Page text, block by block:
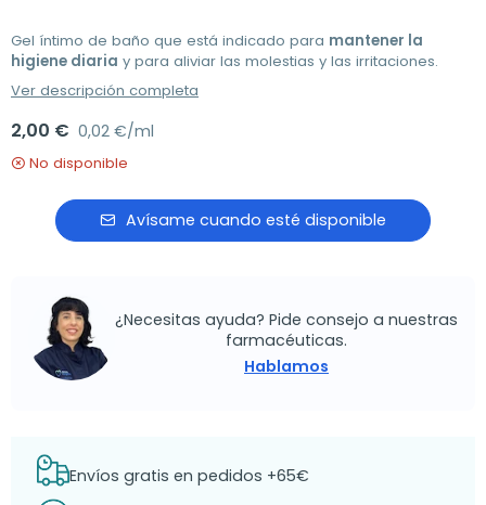
Gel íntimo de baño que está indicado para mantener la
higiene diaria y para aliviar las molestias y las irritaciones.
Ver descripción completa
2,00 € 0,02 €/ml
No disponible
Avísame cuando esté disponible
¿Necesitas ayuda? Pide consejo a nuestras
farmacéuticas.
Hablamos
Envíos gratis en pedidos +65€